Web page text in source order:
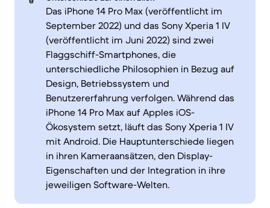
Das iPhone 14 Pro Max (veröffentlicht im
September 2022) und das Sony Xperia 1 IV
(veröffentlicht im Juni 2022) sind zwei
Flaggschiff-Smartphones, die
unterschiedliche Philosophien in Bezug auf
Design, Betriebssystem und
Benutzererfahrung verfolgen. Während das
iPhone 14 Pro Max auf Apples iOS-
Ökosystem setzt, läuft das Sony Xperia 1 IV
mit Android. Die Hauptunterschiede liegen
in ihren Kameraansätzen, den Display-
Eigenschaften und der Integration in ihre
jeweiligen Software-Welten.